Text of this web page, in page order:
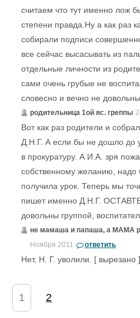
считаем что тут именно лож
степени правда.Ну а как раз
собирали подписи
все сейчас высасывать из
отдельные личности из
сами очень грубые не
словесно и вечно не
родительница 1ой яс. греппы
Вот как раз родители и
Д.Н.Г. А если бы не дошло до
в прокуратуру. А И.А. зря
собственному желанию, надо
получила урок. Теперь мы
пишет именно Д.Н.Г.
довольны группой,
не мамаша и папаша, а МАМА
Ноября 2011
ответить
Нет, Н. Г. уволили. [ вырезано ]
1 2